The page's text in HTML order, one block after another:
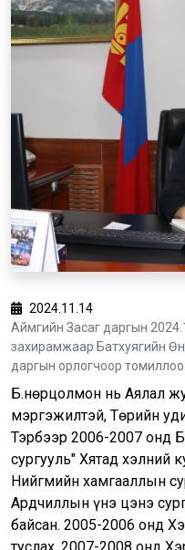
2024.11.14
Аймгийн Засаг даргын
захирамжаар Батхуягийн
даргын орлогчоор томиллоо.
Б.Өнөрцолмон нь Аялал
мэргэжилтэй, Төрийн
Тэрбээр 2006-2007 онд
сургууль" Хятад хэлний
Нийгмийн хамгааллын
Ардчиллын үнэ цэнэ
байсан. 2005-2006 онд